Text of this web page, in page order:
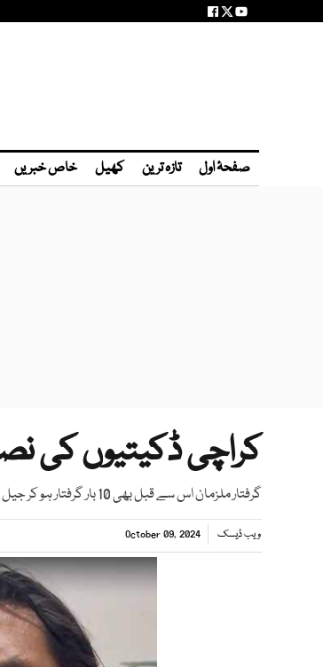
صفحۂ اول تازہ ترین کھیل خاص خبریں
کراچی ڈکیتیوں کی
گرفتار ملزمان اس سے قبل بھی 10 بار گرفتار ہو کر جیل جا چکے ہیں
ویب ڈیسک October 09, 2024